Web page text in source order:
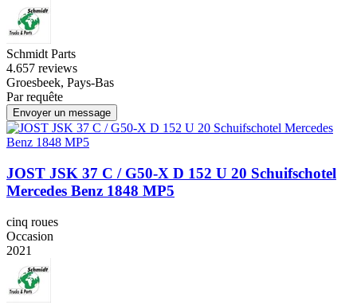
Schmidt Parts
4.657 reviews
Groesbeek, Pays-Bas
Par requête
Envoyer un message
JOST JSK 37 C / G50-X D 152 U 20 Schuifschotel
Mercedes Benz 1848 MP5
cinq roues
Occasion
2021